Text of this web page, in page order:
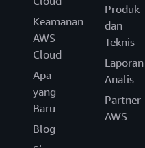
Keamanan
AWS
Cloud
Apa
yang
Baru
Blog
Produk
dan
Teknis
Laporan
Analis
Partner
AWS